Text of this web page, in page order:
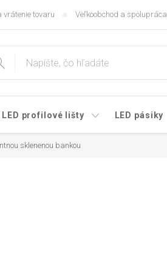
vrátenie tovaru Veľkoobchod a spolupráca
LED profilové lišty LED pásiky
sklenenou bankou